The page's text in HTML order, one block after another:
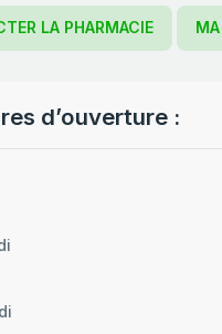
LA PHARMACIE
d’ouverture :